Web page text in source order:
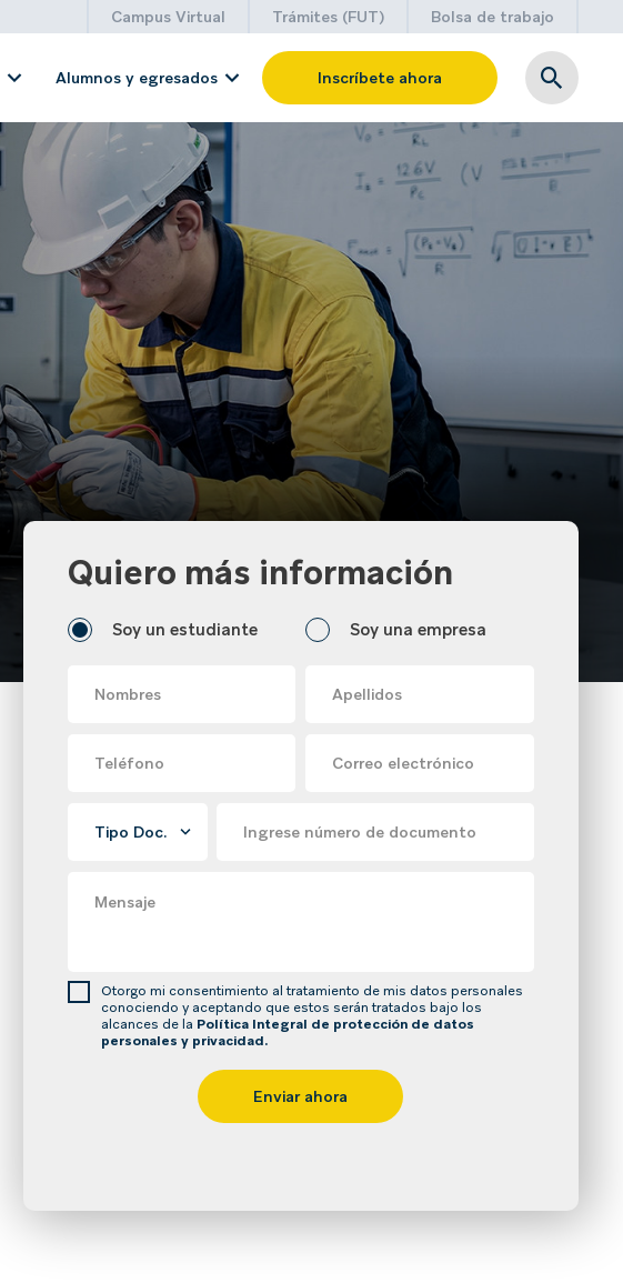
Campus Virtual Trámites (FUT) Bolsa de trabajo
ÁREA DE SEGURIDAD
Seguridad Industrial
Ver todas las carreras técnicas +
Alumnos y egresados Inscríbete ahora
Quiero más información
Soy un estudiante Soy una empresa
Nombres Apellidos
Teléfono Correo electrónico
Ingrese número de documento
Mensaje
Otorgo mi consentimiento al tratamiento de mis datos personales
conociendo y aceptando que estos serán tratados bajo los
alcances de la Política Integral de protección de datos
personales y privacidad.
Enviar ahora